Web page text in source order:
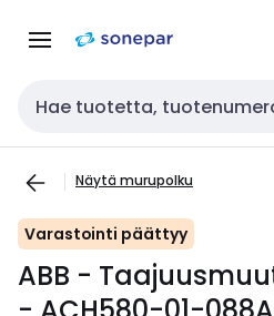
navigointiinsisältöön
Haku
Näytä murupolku
Varastointi päättyy
ABB -